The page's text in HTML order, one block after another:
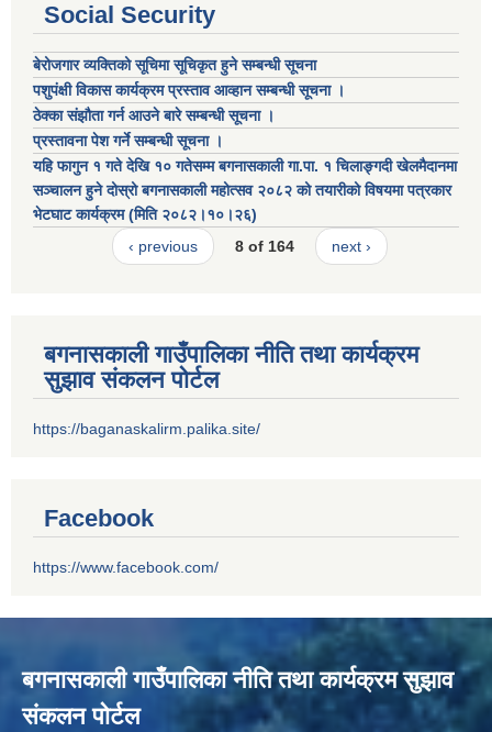
Social Security
बेरोजगार व्यक्तिको सूचिमा सूचिकृत हुने सम्बन्धी सूचना
पशुपंक्षी विकास कार्यक्रम प्रस्ताव आव्हान सम्बन्धी सूचना ।
ठेक्का संझौता गर्न आउने बारे सम्बन्धी सूचना ।
प्रस्तावना पेश गर्ने सम्बन्धी सूचना ।
यहि फागुन १ गते देखि १० गतेसम्म बगनासकाली गा.पा. १ चिलाङ्गदी खेलमैदानमा
सञ्चालन हुने दोस्रो बगनासकाली महोत्सव २०८२ को तयारीको विषयमा पत्रकार
भेटघाट कार्यक्रम (मिति २०८२।१०।२६)
‹ previous
8 of 164 next ›
बगनासकाली गाउँपालिका नीति तथा कार्यक्रम
सुझाव संकलन पोर्टल
https://baganaskalirm.palika.site/
Facebook
https://www.facebook.com/
बगनासकाली गाउँपालिका नीति तथा कार्यक्रम सुझाव
संकलन पोर्टल